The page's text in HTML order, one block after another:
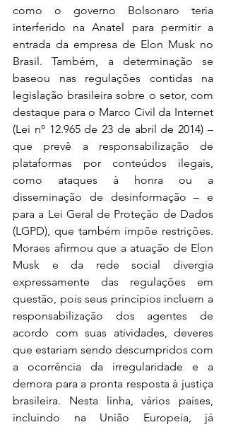
como o governo Bolsonaro teria
interferido na Anatel para permitir a
entrada da empresa de Elon Musk no
Brasil. Também, a determinação se
baseou nas regulações contidas na
legislação brasileira sobre o setor, com
destaque para o Marco Civil da Internet
(Lei nº 12.965 de 23 de abril de 2014) –
que prevê a responsabilização de
plataformas por conteúdos ilegais,
como ataques à honra ou a
disseminação de desinformação – e
para a Lei Geral de Proteção de Dados
(LGPD), que também impõe restrições.
Moraes afirmou que a atuação de Elon
Musk e da rede social divergia
expressamente das regulações em
questão, pois seus princípios incluem a
responsabilização dos agentes de
acordo com suas atividades, deveres
que estariam sendo descumpridos com
a ocorrência da irregularidade e a
demora para a pronta resposta à justiça
brasileira. Nesta linha, vários países,
incluindo na União Europeia, já